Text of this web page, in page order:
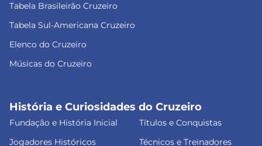
Tabela Brasileirão Cruzeiro
Tabela Sul-Americana Cruzeiro
Elenco do Cruzeiro
Músicas do Cruzeiro
História e Curiosidades do Cruzeiro
Fundação e História Inicial
Títulos e Conquistas
Jogadores Históricos
Técnicos e Treinadores